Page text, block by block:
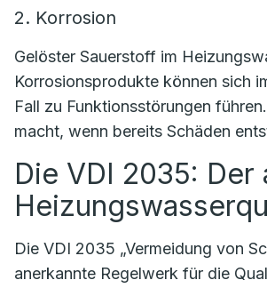
2. Korrosion
Gelöster Sauerstoff im
Korrosionsprodukte können sich
Fall zu Funktionsstörungen
macht, wenn bereits Schäden
Die VDI 2035: Der
Die VDI 2035 „Vermeidung von
anerkannte Regelwerk für die